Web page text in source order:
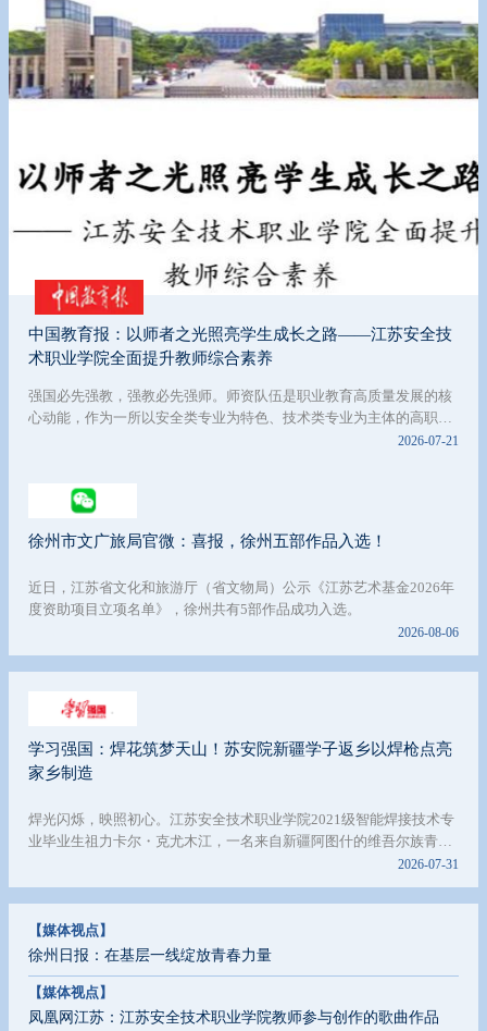
中国教育报：以师者之光照亮学生成长之路——江苏安全技
术职业学院全面提升教师综合素养
强国必先强教，强教必先强师。师资队伍是职业教育高质量发展的核
心动能，作为一所以安全类专业为特色、技术类专业为主体的高职院
校，江苏安全技术职业学院紧扣安全专业建设、安全科普教育、安全
2026-07-21
徐州市文广旅局官微：喜报，徐州五部作品入选！
近日，江苏省文化和旅游厅（省文物局）公示《江苏艺术基金2026年
度资助项目立项名单》，徐州共有5部作品成功入选。
2026-08-06
学习强国：焊花筑梦天山！苏安院新疆学子返乡以焊枪点亮
家乡制造
焊光闪烁，映照初心。江苏安全技术职业学院2021级智能焊接技术专
业毕业生祖力卡尔・克尤木江，一名来自新疆阿图什的维吾尔族青
年，乘着江苏对口援疆职教东风，在千里之外的江苏勤学砺技，学成
后重返天山脚下，手握焊枪扎根家乡产业一线，用精湛技能助力新疆
制造发展，书写青春报国的动人篇章。
2026-07-31
【媒体视点】
徐州日报：在基层一线绽放青春力量
【媒体视点】
凤凰网江苏：江苏安全技术职业学院教师参与创作的歌曲作品